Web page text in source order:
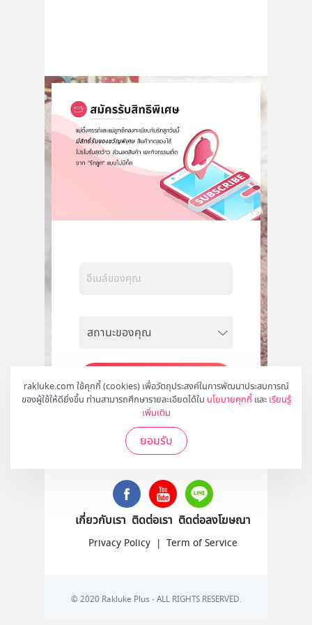
rakluke.com ใช้คุกกี้ (cookies) เพื่อวัตถุประสงค์ในการพัฒนาประสบการณ์
ของผู้ใช้ให้ดียิ่งขึ้น ท่านสามารถศึกษารายละเอียดได้ใน นโยบายคุกกี้ และ เรียนรู้
เพิ่มเติม
ยอมรับ
สมัคร
ติดตามเราได้ที่
เกี่ยวกับเรา ติดต่อเรา ติดต่อลงโฆษณา
Privacy Policy | Term of Service
© 2020 Rakluke Plus - ALL RIGHTS RESERVED.